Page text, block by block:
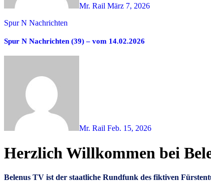
Mr. Rail März 7, 2026
Spur N Nachrichten
Spur N Nachrichten (39) – vom 14.02.2026
Mr. Rail Feb. 15, 2026
Herzlich Willkommen bei
Belenus TV ist der staatliche Rundfunk des fiktiven